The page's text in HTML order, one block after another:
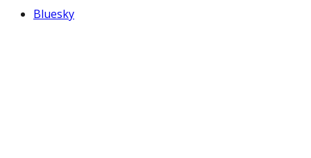
Bluesky